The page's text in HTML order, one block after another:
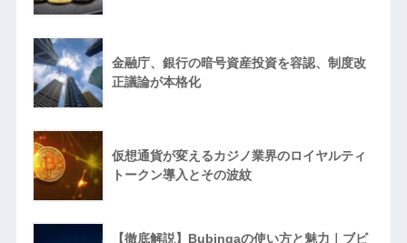
金融庁、銀行の暗号資産投資を容認、制度改
正議論が本格化
仮想通貨が変えるカジノ業界のロイヤルティ
トークン導入とその波紋
【徹底解説】Bubingaの使い方と魅力｜ブビ